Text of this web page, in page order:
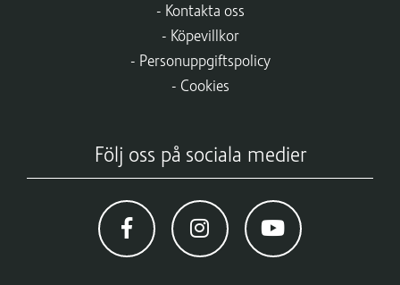
Kontakta oss
Köpevillkor
Personuppgiftspolicy
Cookies
Följ oss på sociala medier